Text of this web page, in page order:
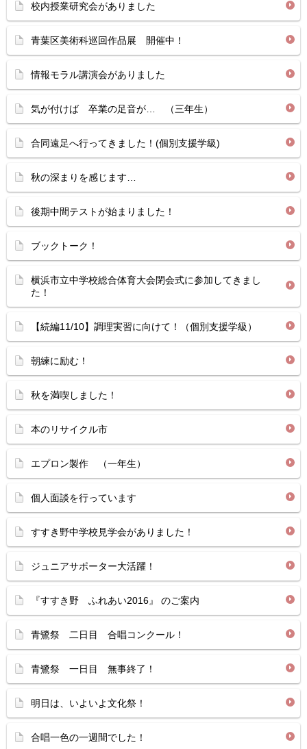
校内授業研究会がありました
青葉区美術科巡回作品展 開催中！
情報モラル講演会がありました
気が付けば 卒業の足音が… （三年生）
合同遠足へ行ってきました！(個別支援学級)
秋の深まりを感じます…
後期中間テストが始まりました！
ブックトーク！
横浜市立中学校総合体育大会閉会式に参加してきまし
た！
【続編11/10】調理実習に向けて！（個別支援学級）
朝練に励む！
秋を満喫しました！
本のリサイクル市
エプロン製作 （一年生）
個人面談を行っています
すすき野中学校見学会がありました！
ジュニアサポーター大活躍！
『すすき野 ふれあい2016』 のご案内
青鷺祭 二日目 合唱コンクール！
青鷺祭 一日目 無事終了！
明日は、いよいよ文化祭！
合唱一色の一週間でした！